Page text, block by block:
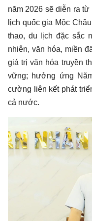
năm 2026 sẽ diễn ra
lịch quốc gia Mộc
thao, du lịch đặc sắc
nhiên, văn hóa, miền
giá trị văn hóa truyền
vững; hưởng ứng
cường liên kết phát
cả nước.